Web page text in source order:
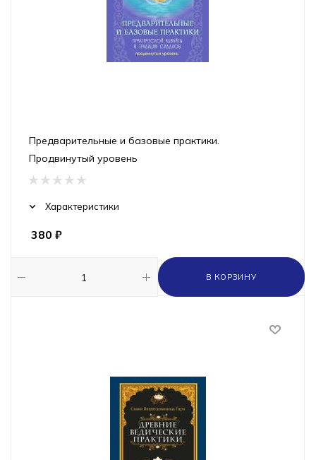
Предварительные и базовые практики.
Продвинутый уровень
Характеристики
380 ₽
В КОРЗИНУ